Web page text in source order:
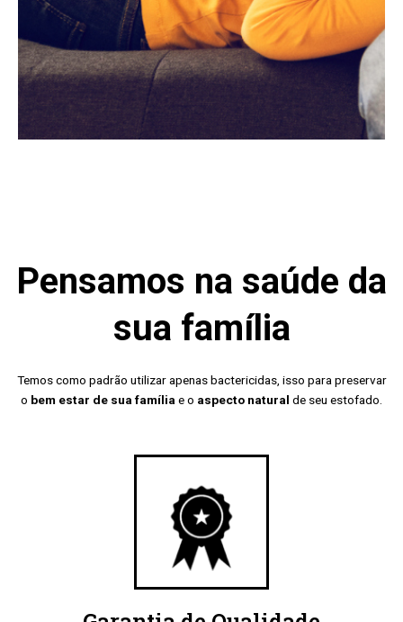
Pensamos na saúde da
sua família
Temos como padrão utilizar apenas bactericidas, isso para preservar
o bem estar de sua família e o aspecto natural de seu estofado.